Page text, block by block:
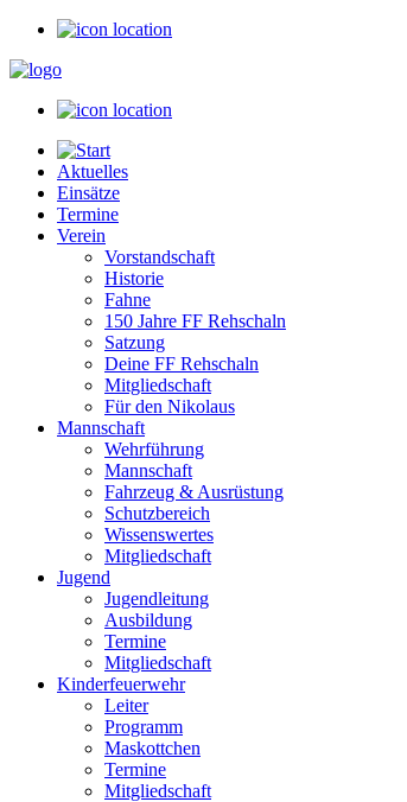
Aktuelles
Einsätze
Termine
Verein
Vorstandschaft
Historie
Fahne
150 Jahre FF Rehschaln
Satzung
Deine FF Rehschaln
Mitgliedschaft
Für den Nikolaus
Mannschaft
Wehrführung
Mannschaft
Fahrzeug & Ausrüstung
Schutzbereich
Wissenswertes
Mitgliedschaft
Jugend
Jugendleitung
Ausbildung
Termine
Mitgliedschaft
Kinderfeuerwehr
Leiter
Programm
Maskottchen
Termine
Mitgliedschaft